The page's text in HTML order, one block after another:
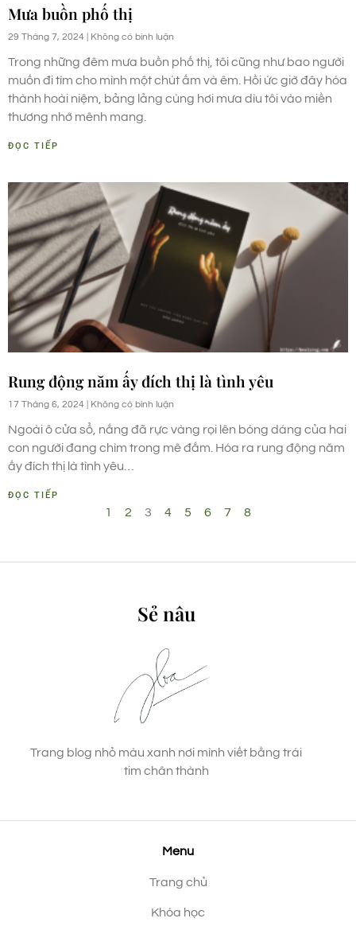
Mưa buồn phố thị
29 Tháng 7, 2024 Không có bình luận
Trong những đêm mưa buồn phố thị, tôi cũng như bao người
muốn đi tìm cho mình một chút ấm và êm. Hồi ức giờ đây hóa
thành hoài niệm, bảng lảng cùng hơi mưa dìu tôi vào miền
thương nhớ mênh mang.
ĐỌC TIẾP
Rung động năm ấy đích thị là tình yêu
17 Tháng 6, 2024 Không có bình luận
Ngoài ô cửa sổ, nắng đã rực vàng rọi lên bóng dáng của hai
con người đang chìm trong mê đắm. Hóa ra rung động năm
ấy đích thị là tình yêu…
ĐỌC TIẾP
1 2 3 4 5 6 7 8
Sẻ nâu
Trang blog nhỏ màu xanh nơi mình viết bằng trái
tim chân thành
Menu
Trang chủ
Khóa học